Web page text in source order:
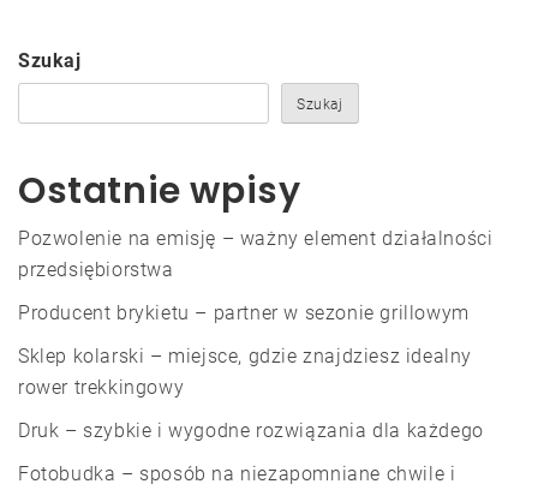
Szukaj
Szukaj
Ostatnie wpisy
Pozwolenie na emisję – ważny element działalności
przedsiębiorstwa
Producent brykietu – partner w sezonie grillowym
Sklep kolarski – miejsce, gdzie znajdziesz idealny
rower trekkingowy
Druk – szybkie i wygodne rozwiązania dla każdego
Fotobudka – sposób na niezapomniane chwile i